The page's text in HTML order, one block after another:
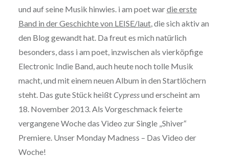
und auf seine Musik hinwies. i am poet wardie erste
Band in der Geschichte von LEISE/laut, die sich aktiv an
den Blog gewandt hat. Da freut es mich natürlich
besonders, dass i am poet, inzwischen als vierköpfige
Electronic Indie Band, auch heute noch tolle Musik
macht, und mit einem neuen Album in den Startlöchern
steht. Das gute Stück heißtCypressund erscheint am
18. November 2013. Als Vorgeschmack feierte
vergangene Woche das Video zur Single „Shiver“
Premiere. Unser Monday Madness – Das Video der
Woche!